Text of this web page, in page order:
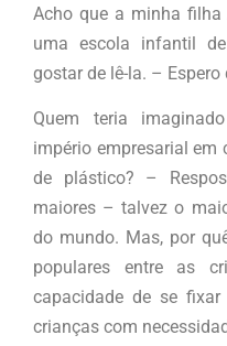
Acho que a minha filha
uma escola infantil
gostar de lê-la. – Espero
Quem teria
império empresarial em
de plástico? –
maiores – talvez o
do mundo. Mas, por
populares entre as
capacidade de se
crianças com